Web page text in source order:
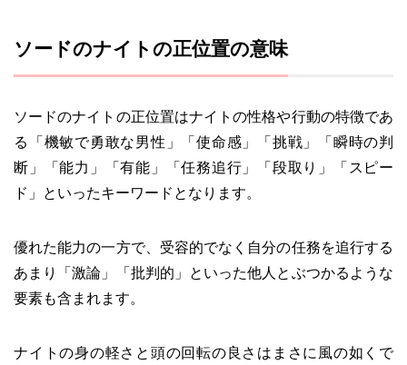
ソードのナイトの正位置の意味
ソードのナイトの正位置はナイトの性格や行動の特徴であ
る「機敏で勇敢な男性」「使命感」「挑戦」「瞬時の判
断」「能力」「有能」「任務追行」「段取り」「スピー
ド」といったキーワードとなります。
優れた能力の一方で、受容的でなく自分の任務を追行する
あまり「激論」「批判的」といった他人とぶつかるような
要素も含まれます。
ナイトの身の軽さと頭の回転の良さはまさに風の如くで